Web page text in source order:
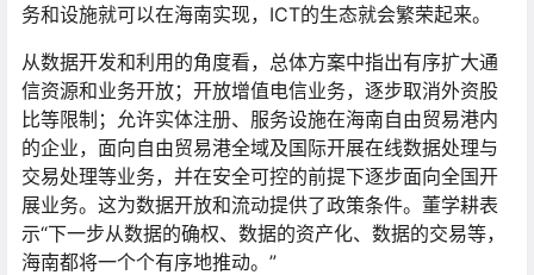
务和设施就可以在海南实现，ICT的生态就会繁荣起来。
从数据开发和利用的角度看，总体方案中指出有序扩大通
信资源和业务开放；开放增值电信业务，逐步取消外资股
比等限制；允许实体注册、服务设施在海南自由贸易港内
的企业，面向自由贸易港全域及国际开展在线数据处理与
交易处理等业务，并在安全可控的前提下逐步面向全国开
展业务。这为数据开放和流动提供了政策条件。董学耕表
示“下一步从数据的确权、数据的资产化、数据的交易等，
海南都将一个个有序地推动。”